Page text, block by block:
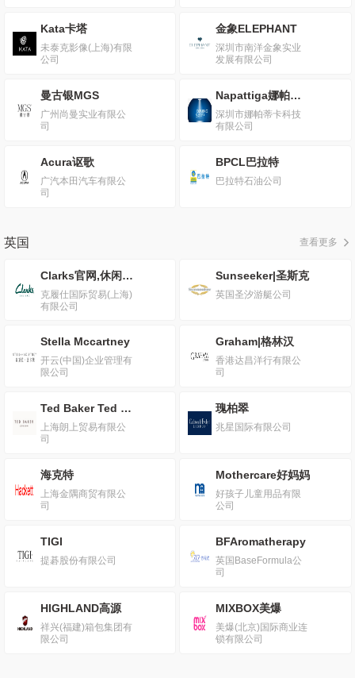
Kata卡塔
未泰克影像(上海)有限
公司
金象ELEPHANT
深圳市南洋金象实业
发展有限公司
曼古银MGS
广州尚曼实业有限公
司
Napattiga娜帕蒂卡
深圳市娜帕蒂卡科技
有限公司
Acura讴歌
广汽本田汽车有限公
司
BPCL巴拉特
巴拉特石油公司
英国 查看更多
Clarks官网,休闲鞋,奢侈品
克履仕国际贸易(上海)
有限公司
Sunseeker|圣斯克
英国圣汐游艇公司
Stella Mccartney
开云(中国)企业管理有
限公司
Graham|格林汉
香港达昌洋行有限公
司
Ted Baker Ted Baker
上海朗上贸易有限公
司
瑰柏翠
兆星国际有限公司
海克特
上海金隅商贸有限公
司
Mothercare好妈妈
好孩子儿童用品有限
公司
TIGI
提碁股份有限公司
BFAromatherapy
英国BaseFormula公
司
HIGHLAND高源
祥兴(福建)箱包集团有
限公司
MIXBOX美爆
美爆(北京)国际商业连
锁有限公司